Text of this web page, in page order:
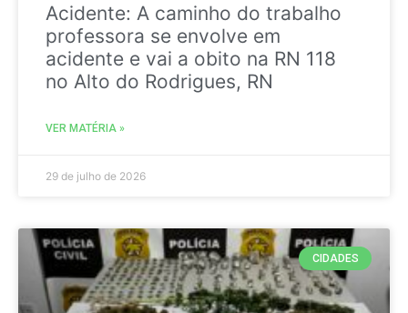
Acidente: A caminho do trabalho
professora se envolve em
acidente e vai a obito na RN 118
no Alto do Rodrigues, RN
VER MATÉRIA »
29 de julho de 2026
CIDADES